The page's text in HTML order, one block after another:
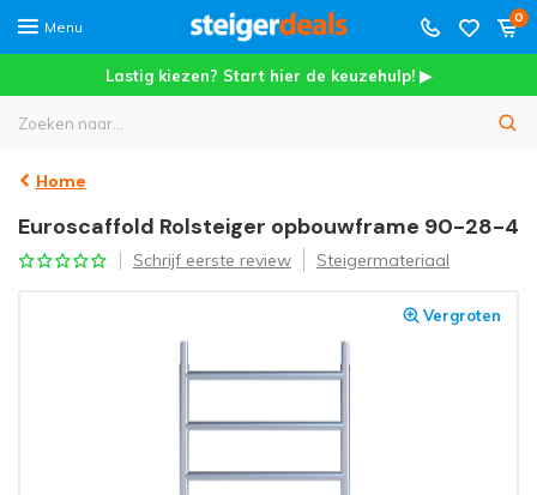
Menu
0
Lastig kiezen? Start hier de keuzehulp! ▶
Home
Euroscaffold Rolsteiger opbouwframe 90-28-4
Schrijf eerste review Steigermateriaal
Vergroten